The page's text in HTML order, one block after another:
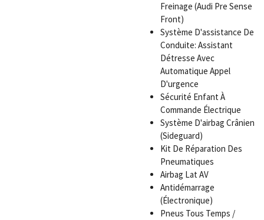
Freinage (Audi Pre Sense
Front)
Système D'assistance De
Conduite: Assistant
Détresse Avec
Automatique Appel
D'urgence
Sécurité Enfant À
Commande Électrique
Système D'airbag Crânien
(Sideguard)
Kit De Réparation Des
Pneumatiques
Airbag Lat AV
Antidémarrage
(Électronique)
Pneus Tous Temps /